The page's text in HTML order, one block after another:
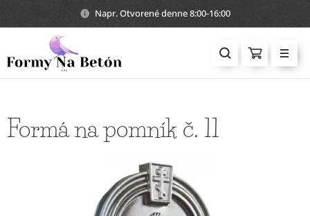
Napr. Otvorené denne 8:00-16:00
Formá na pomník č. 11